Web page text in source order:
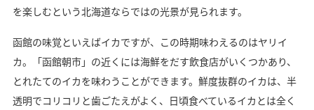
を楽しむという北海道ならではの光景が見られます。
函館の味覚といえばイカですが、この時期味わえるのはヤリイ
カ。「函館朝市」の近くには海鮮をだす飲食店がいくつかあり、
とれたてのイカを味わうことができます。鮮度抜群のイカは、半
透明でコリコリと歯ごたえがよく、日頃食べているイカとは全く